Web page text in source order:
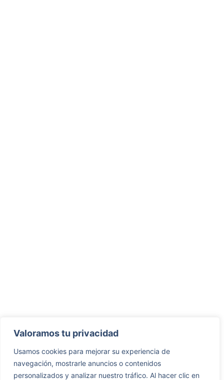
Valoramos tu privacidad
Usamos cookies para mejorar su experiencia de
navegación, mostrarle anuncios o contenidos
personalizados y analizar nuestro tráfico. Al hacer clic en